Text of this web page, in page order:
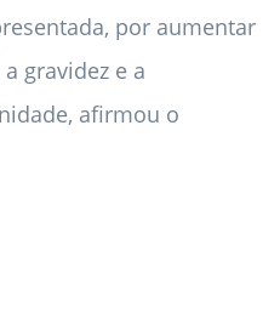
por aumentar
gravidez e a
afirmou o